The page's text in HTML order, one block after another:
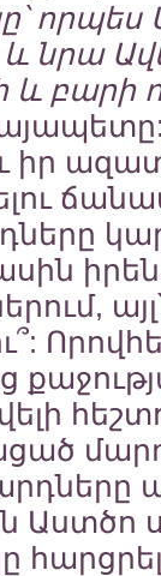
որպես
և նրա
և բարի
իր
Աստծո